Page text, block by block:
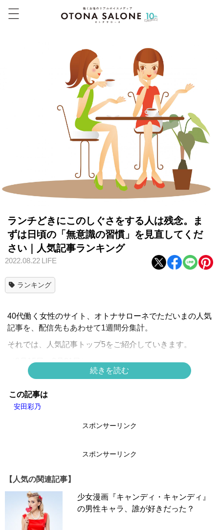
ランチどきにこのしぐさをする人は残念。ま
ずは日頃の「無意識の習慣」を見直してくだ
さい｜人気記事ランキング
2022.08.22 LIFE
ランキング
40代働く女性のサイト、オトナサローネでただいまの人気
記事を、配信先もあわせて1週間分集計。
それでは、人気記事トップ5をご紹介していきます。
（8月15日～8月21日）
1位・ランチどきにこのしぐさをする人は残念。ま
ずは日頃の「無意識の習慣」を見直してください
一般社団法人日本プロトコールアンドマナーズ協会
職場やランチなどで、自分では気がつかず無意識にしてし
まっているしぐさが、同僚には不愉快に映るときがありま
（一社）日本プロトコールアンドマナーズ協会の松田玲子
続きを読む
この記事は
安田彩乃
スポンサーリンク
スポンサーリンク
【人気の関連記事】
少女漫画『キャンディ・キャンディ』
の男性キャラ、誰が好きだった？